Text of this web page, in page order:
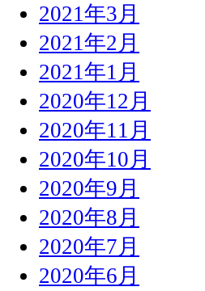
2021年3月
2021年2月
2021年1月
2020年12月
2020年11月
2020年10月
2020年9月
2020年8月
2020年7月
2020年6月